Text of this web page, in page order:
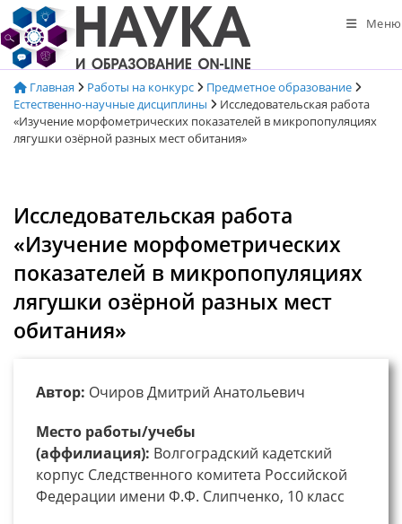
Перейти
к
содержимому
Меню
Главная Работы на конкурс
Предметное образование
Естественно-научные дисциплины
Исследовательская работа
«Изучение морфометрических показателей в микропопуляциях
лягушки озёрной разных мест обитания»
Исследовательская работа
«Изучение морфометрических
показателей в микропопуляциях
лягушки озёрной разных мест
обитания»
Автор: Очиров Дмитрий Анатольевич
Место работы/учебы
(аффилиация): Волгоградский кадетский
корпус Следственного комитета Российской
Федерации имени Ф.Ф. Слипченко, 10 класс